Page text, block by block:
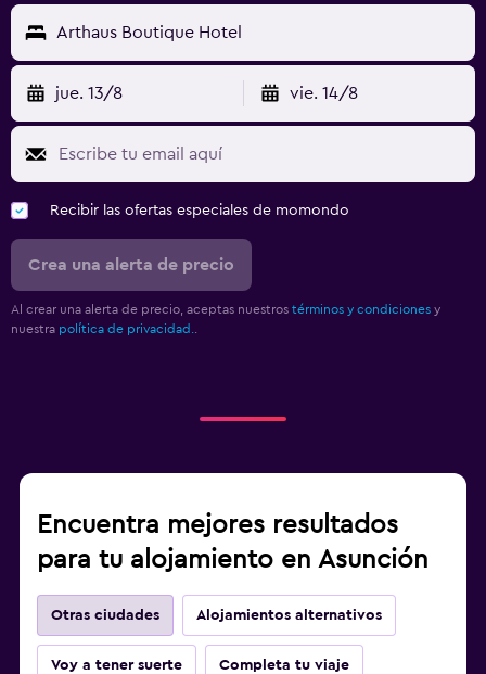
Arthaus Boutique Hotel
jue. 13/8 vie. 14/8
Recibir las ofertas especiales de momondo
Crea una alerta de precio
Al crear una alerta de precio, aceptas nuestros términos y condiciones y
nuestra política de privacidad.
Encuentra mejores resultados
para tu alojamiento en Asunción
Otras ciudades Alojamientos alternativos
Voy a tener suerte Completa tu viaje